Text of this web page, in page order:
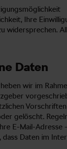
Ihre
widersprechen.
Daten
wir im
gelöscht.
E-Mail-
Daten im